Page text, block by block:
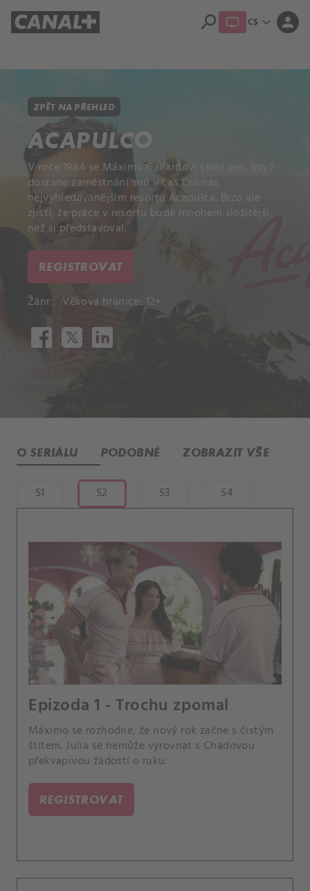
search CS expand_more person
ZPĚT NA PŘEHLED
ACAPULCO
V roce 1984 se Máximu Gallardovi splní sen, když
dostane zaměstnání snů v Las Colinas,
nejvyhledávanějším resortu Acapulca. Brzo ale
zjistí, že práce v resortu bude mnohem složitější,
než si představoval.
REGISTROVAT
Žánr: Věková hranice: 12+
O SERIÁLU PODOBNÉ ZOBRAZIT VŠE
S1 S2 S3 S4
Epizoda 1 - Trochu zpomal
Máximo se rozhodne, že nový rok začne s čistým
štítem. Julia se nemůže vyrovnat s Chadovou
překvapivou žádostí o ruku.
REGISTROVAT